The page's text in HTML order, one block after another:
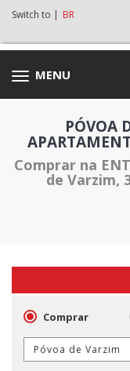
Switch to | BR
Toggle
navigation
MENU
PÓVOA
Comprar na
de Varzim,
Comprar
Póvoa de Varzim